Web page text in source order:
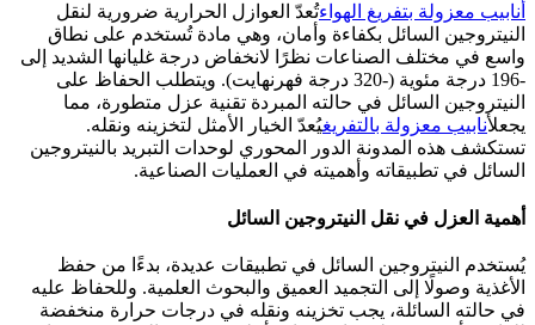
أنابيب معزولة بتفريغ الهواءتُعدّ العوازل الحرارية ضرورية لنقل
النيتروجين السائل بكفاءة وأمان، وهي مادة تُستخدم على نطاق
واسع في مختلف الصناعات نظرًا لانخفاض درجة غليانها الشديد إلى
-196 درجة مئوية (-320 درجة فهرنهايت). ويتطلب الحفاظ على
النيتروجين السائل في حالته المبردة تقنية عزل متطورة، مما
يجعلأنابيب معزولة بالتفريغيُعدّ الخيار الأمثل لتخزينه ونقله.
تستكشف هذه المدونة الدور المحوري لوحدات التبريد بالنيتروجين
السائل في تطبيقاته وأهميته في العمليات الصناعية.
أهمية العزل في نقل النيتروجين السائل
يُستخدم النيتروجين السائل في تطبيقات عديدة، بدءًا من حفظ
الأغذية وصولًا إلى التجميد العميق والبحوث العلمية. وللحفاظ عليه
في حالته السائلة، يجب تخزينه ونقله في درجات حرارة منخفضة